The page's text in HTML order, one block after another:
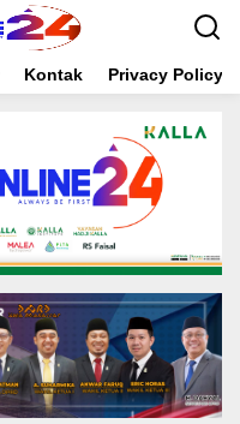
Kontak Privacy Policy